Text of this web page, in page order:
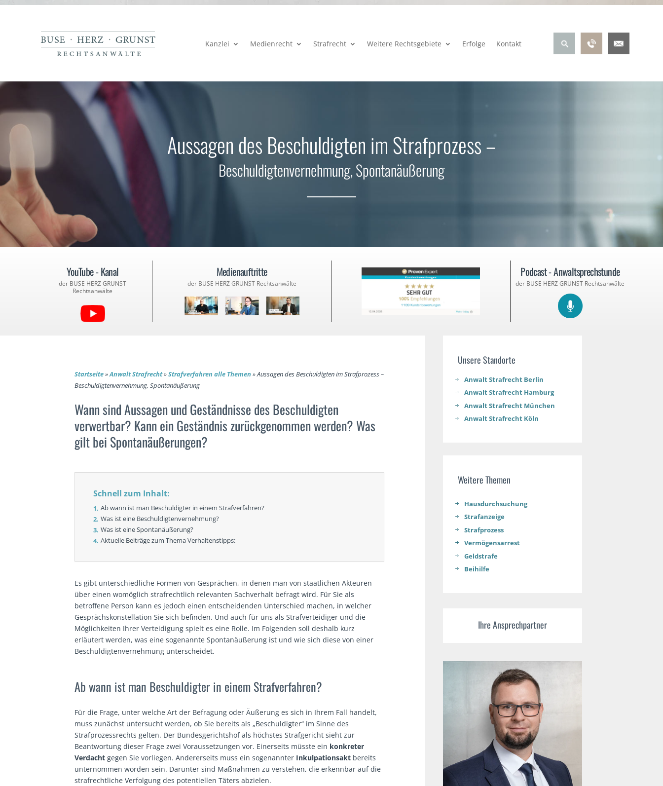
Kanzlei Medienrecht Strafrecht Weitere Rechtsgebiete Erfolge Kontakt
Aussagen des Beschuldigten im Strafprozess –
Beschuldigtenvernehmung, Spontanäußerung
YouTube - Kanal
der BUSE HERZ GRUNST
Rechtsanwälte
Medienauftritte
der BUSE HERZ GRUNST Rechtsanwälte
Podcast - Anwaltsprechstunde
der BUSE HERZ GRUNST Rechtsanwälte
Startseite»Anwalt Strafrecht»Strafverfahren alle Themen »Aussagen des Beschuldigten im Strafprozess –
Beschuldigtenvernehmung, Spontanäußerung
Wann sind Aussagen und Geständnisse des Beschuldigten
verwertbar? Kann ein Geständnis zurückgenommen werden? Was
gilt bei Spontanäußerungen?
Schnell zum Inhalt:
Ab wann ist man Beschuldigter in einem Strafverfahren?
Was ist eine Beschuldigtenvernehmung?
Was ist eine Spontanäußerung?
Aktuelle Beiträge zum Thema Verhaltenstipps:
Es gibt unterschiedliche Formen von Gesprächen, in denen man von staatlichen Akteuren
über einen womöglich strafrechtlich relevanten Sachverhalt befragt wird. Für Sie als
betroffene Person kann es jedoch einen entscheidenden Unterschied machen, in welcher
Gesprächskonstellation Sie sich befinden. Und auch für uns als Strafverteidiger und die
Möglichkeiten Ihrer Verteidigung spielt es eine Rolle. Im Folgenden soll deshalb kurz
erläutert werden, was eine sogenannte Spontanäußerung ist und wie sich diese von einer
Beschuldigtenvernehmung unterscheidet.
Ab wann ist man Beschuldigter in einem Strafverfahren?
Für die Frage, unter welche Art der Befragung oder Äußerung es sich in Ihrem Fall handelt,
muss zunächst untersucht werden, ob Sie bereits als „Beschuldigter“ im Sinne des
Strafprozessrechts gelten. Der Bundesgerichtshof als höchstes Strafgericht sieht zur
Beantwortung dieser Frage zwei Voraussetzungen vor. Einerseits müsste ein konkreter
Verdacht gegen Sie vorliegen. Andererseits muss ein sogenannter Inkulpationsakt bereits
unternommen worden sein. Darunter sind Maßnahmen zu verstehen, die erkennbar auf die
strafrechtliche Verfolgung des potentiellen Täters abzielen.
Unsere Standorte
Anwalt Strafrecht Berlin
Anwalt Strafrecht Hamburg
Anwalt Strafrecht München
Anwalt Strafrecht Köln
Weitere Themen
Hausdurchsuchung
Strafanzeige
Strafprozess
Vermögensarrest
Geldstrafe
Beihilfe
Ihre Ansprechpartner